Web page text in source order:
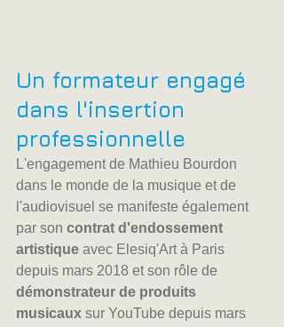
Un formateur engagé
dans l'insertion
professionnelle
L'engagement de Mathieu Bourdon
dans le monde de la musique et de
l'audiovisuel se manifeste également
par son contrat d'endossement
artistique avec Elesiq'Art à Paris
depuis mars 2018 et son rôle de
démonstrateur de produits
musicaux sur YouTube depuis mars